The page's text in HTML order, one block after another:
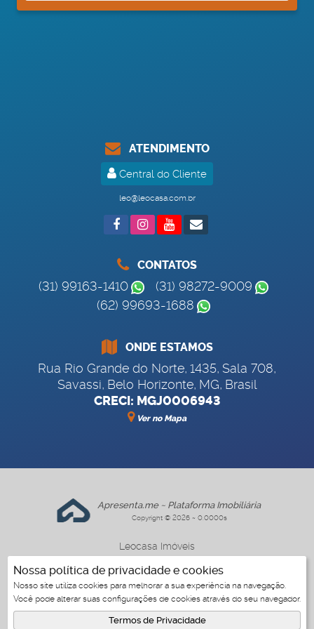
Nossa política de privacidade e cookies
Nosso site utiliza cookies para melhorar a sua experiência na navegação.
Você pode alterar suas configurações de cookies através do seu navegador.
Termos de Privacidade
ATENDIMENTO
Central do Cliente
leo@leocasa.com.br
CONTATOS
(31) 99163-1410
(31) 98272-9009
(62) 99693-1688
ONDE ESTAMOS
Rua Rio Grande do Norte, 1435, Sala 708,
Savassi, Belo Horizonte, MG, Brasil
CRECI: MGJ0006943
Ver no Mapa
Apresenta.me ~ Plataforma Imobiliária
Copyright © 2026 ~ 0.0000s
Leocasa Imóveis